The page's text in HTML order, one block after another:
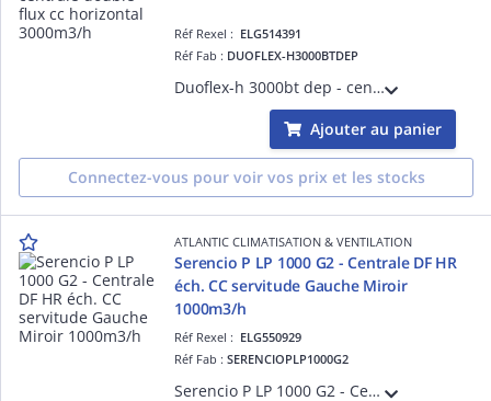
Réf Rexel : ELG514391
Réf Fab : DUOFLEX-H3000BTDEP
Duoflex-h 3000bt dep - centrale double flux cc 3000m3/h bet+dep - haut rendement >80% - version horizontal . - moteurs ec - turbine réaction - isol. 25 mm lm - filtration f7/m5 - régul intégrée - h 590mm - préchauff. élec. intégré
Ajouter au panier
Connectez-vous pour voir vos prix et les stocks
ATLANTIC CLIMATISATION & VENTILATION
Serencio P LP 1000 G2 - Centrale DF HR
éch. CC servitude Gauche Miroir
1000m3/h
Réf Rexel : ELG550929
Réf Fab :SERENCIOPLP1000G2
Serencio P LP 1000 G2 - Centrale DF HR échangeur contre-courant servitude Gauche Miroir 1000m3/h - plugfan EC - isol. 30 mm laine minérale - EN 1886 : D2-L2-F9-T3-TB2 - Portes coulissantes et pompe de relevage condensats en standard